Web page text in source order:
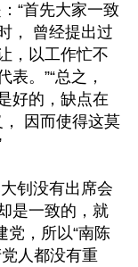
“首先大家一致
， 曾经提出过
，以工作忙不
。”“总之，
好的，缺点在
， 因而使得这莫
钊没有出席会
是一致的，就
党，所以“南陈
人都没有重